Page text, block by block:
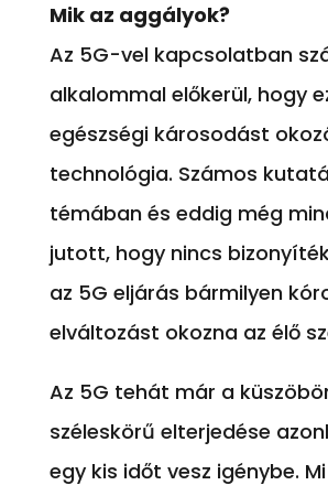
Mik az aggályok?
Az 5G-vel kapcsolatban
alkalommal előkerül, hogy
egészségi károsodást
technológia. Számos
témában és eddig még
jutott, hogy nincs
az 5G eljárás bármilyen
elváltozást okozna az élő
Az 5G tehát már a
széleskörű elterjedése
egy kis időt vesz igénybe. Mi